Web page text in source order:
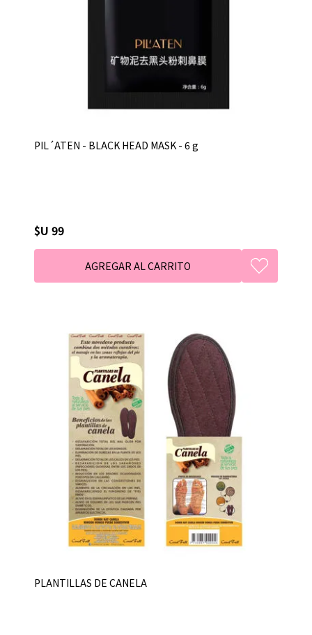
PIL´ATEN - BLACK HEAD MASK - 6 g
$U 99
PLANTILLAS DE CANELA